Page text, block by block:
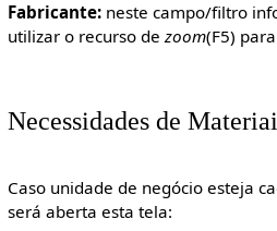
Fabricante:neste campo/filtro
utilizar o recurso dezoom(F5)
Necessidades de
Caso unidade de negócio esteja
será aberta esta tela: